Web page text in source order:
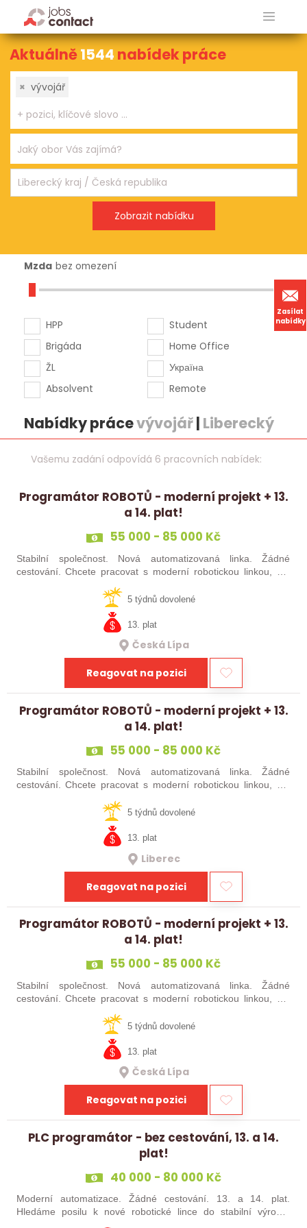
Zasílat
nabídky
Aktuálně1544 nabídek práce
× vývojář
Mzda bez omezení
HPP
Brigáda
ŽL
Absolvent
Student
Home Office
Україна
Remote
Nabídky prácevývojář| Liberecký
Vašemu zadání odpovídá 6 pracovních nabídek:
Programátor ROBOTŮ - moderní projekt + 13.
a 14. plat!
55 000 - 85 000 Kč
Stabilní společnost. Nová automatizovaná linka. Žádné
cestování. Chcete pracovat s moderní robotickou linkou, ale
nechcete být pořád na cestách? Hledáme zkušené robotiky i
šikovné absolventy…
5 týdnů dovolené
13. plat
Česká Lípa
Reagovat na pozici
Programátor ROBOTŮ - moderní projekt + 13.
a 14. plat!
55 000 - 85 000 Kč
Stabilní společnost. Nová automatizovaná linka. Žádné
cestování. Chcete pracovat s moderní robotickou linkou, ale
šikovné absolventy…
5 týdnů dovolené
13. plat
Liberec
Reagovat na pozici
Programátor ROBOTŮ - moderní projekt + 13.
a 14. plat!
55 000 - 85 000 Kč
Stabilní společnost. Nová automatizovaná linka. Žádné
cestování. Chcete pracovat s moderní robotickou linkou, ale
nechcete být pořád na cestách? Hledáme zkušené robotiky i
šikovné absolventy…
5 týdnů dovolené
13. plat
Česká Lípa
Reagovat na pozici
PLC programátor - bez cestování, 13. a 14.
plat!
40 000 - 80 000 Kč
Moderní automatizace. Žádné cestování. 13. a 14. plat.
Hledáme posilu k nové robotické lince do stabilní výrobní